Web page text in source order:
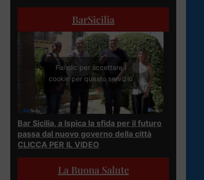
BarSicilia
Fai clic per accettare i
cookie per questo servizio
Bar Sicilia, a Ispica la sfida per il futuro
passa dal nuovo governo della città
CLICCA PER IL VIDEO
La Buona Salute